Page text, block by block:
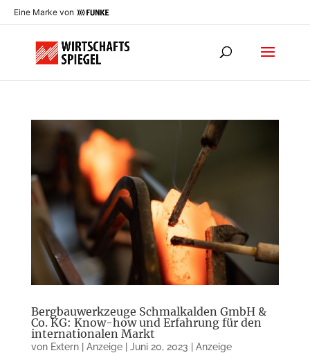
Eine Marke von
Bergbauwerkzeuge Schmalkalden GmbH &
Co. KG: Know-how und Erfahrung für den
internationalen Markt
von Extern | Anzeige| Juni 20, 2023 Anzeige